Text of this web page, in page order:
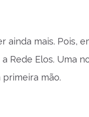
ainda mais. Pois,
Rede Elos. Uma
mão.